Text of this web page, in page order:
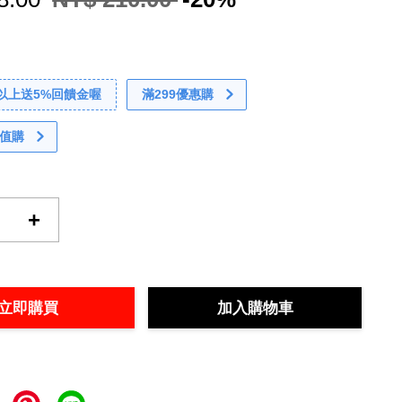
上送5%回饋金喔 滿299優惠購
購
+
即購買 加入購物車